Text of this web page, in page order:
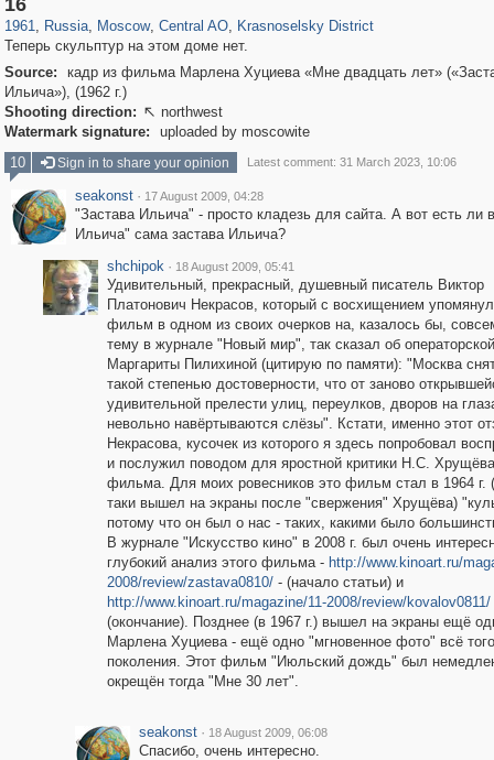
16
1961, Russia, Moscow, Central AO, Krasnoselsky District
Теперь скульптур на этом доме нет.
Source:
кадр из фильма Марлена Хуциева «Мне двадцать лет»
Ильича»), (1962 г.)
Shooting direction:  northwest
Watermark signature:
uploaded by moscowite
10
Sign in to share your opinion Latest comment: 31 March 2023, 10:06
seakonst · 17 August 2009, 04:28
"Застава Ильича" - просто кладезь для сайта. А вот есть ли
Ильича" сама застава Ильича?
shchipok · 18 August 2009, 05:41
Удивительный, прекрасный, душевный писатель Виктор
Платонович Некрасов, который с восхищением
фильм в одном из своих очерков на, казалось бы,
тему в журнале "Новый мир", так сказал об
Маргариты Пилихиной (цитирую по памяти): "Москва
такой степенью достоверности, что от заново
удивительной прелести улиц, переулков, дворов на
невольно навёртываются слёзы". Кстати, именно этот
Некрасова, кусочек из которого я здесь попробовал
и послужил поводом для яростной критики Н.С.
фильма. Для моих ровесников это фильм стал в 1964 г.
таки вышел на экраны после "свержения" Хрущёва)
потому что он был о нас - таких, какими было
В журнале "Искусство кино" в 2008 г. был очень
глубокий анализ этого фильма - http://www.kinoart.ru/
2008/review/zastava0810/- (начало статьи) и
http://www.kinoart.ru/magazine/11-2008/review/kovalov0811/
(окончание). Позднее (в 1967 г.) вышел на экраны ещё
Марлена Хуциева - ещё одно "мгновенное фото" всё
поколения. Этот фильм "Июльский дождь" был
окрещён тогда "Мне 30 лет".
seakonst · 18 August 2009, 06:08
Спасибо, очень интересно.